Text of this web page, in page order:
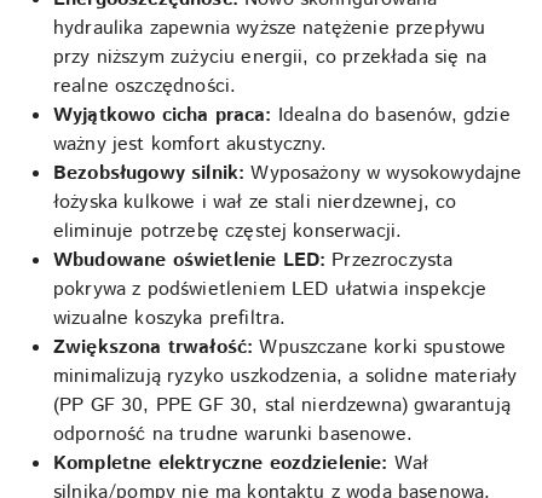
hydraulika zapewnia wyższe natężenie przepływu
przy niższym zużyciu energii, co przekłada się na
realne oszczędności.
Wyjątkowo cicha praca: Idealna do basenów, gdzie
ważny jest komfort akustyczny.
Bezobsługowy silnik: Wyposażony w wysokowydajne
łożyska kulkowe i wał ze stali nierdzewnej, co
eliminuje potrzebę częstej konserwacji.
Wbudowane oświetlenie LED: Przezroczysta
pokrywa z podświetleniem LED ułatwia inspekcje
wizualne koszyka prefiltra.
Zwiększona trwałość: Wpuszczane korki spustowe
minimalizują ryzyko uszkodzenia, a solidne materiały
(PP GF 30, PPE GF 30, stal nierdzewna) gwarantują
odporność na trudne warunki basenowe.
Kompletne elektryczne eozdzielenie: Wał